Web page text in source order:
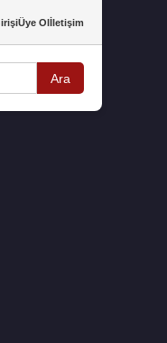
Üye Olİletişim
Ara